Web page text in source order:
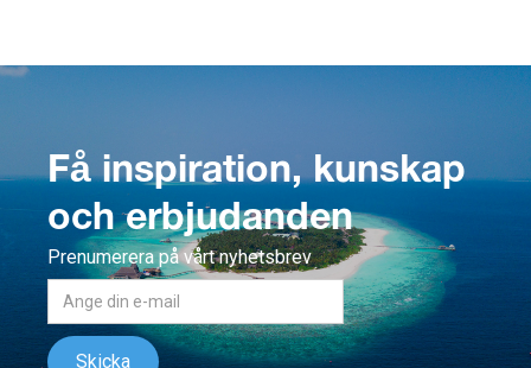
Få inspiration, kunskap
och erbjudanden
Prenumerera på vårt nyhetsbrev